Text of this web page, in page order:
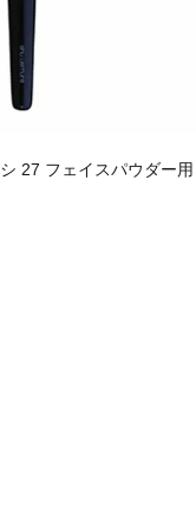
27 フェイスパウダー用